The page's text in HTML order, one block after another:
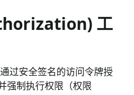
工
过安全签名的访问令牌授
强制执行权限（权限